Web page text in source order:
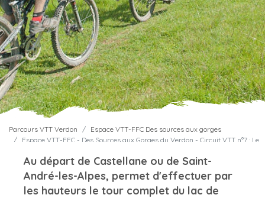
Parcours VTT Verdon
Espace VTT-FFC Des sources aux gorges
Espace VTT-FFC - Des Sources aux Gorges du Verdon - Circuit VTT n°7 : Le
Au départ de Castellane ou de Saint-
André-les-Alpes, permet d'effectuer par
les hauteurs le tour complet du lac de